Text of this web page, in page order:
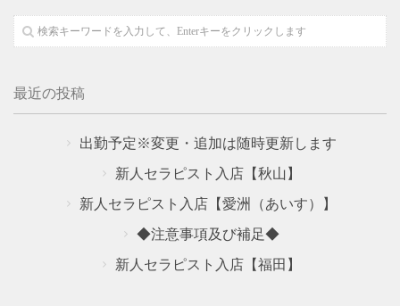
最近の投稿
出勤予定※変更・追加は随時更新します
新人セラピスト入店【秋山】
新人セラピスト入店【愛洲（あいす）】
◆注意事項及び補足◆
新人セラピスト入店【福田】